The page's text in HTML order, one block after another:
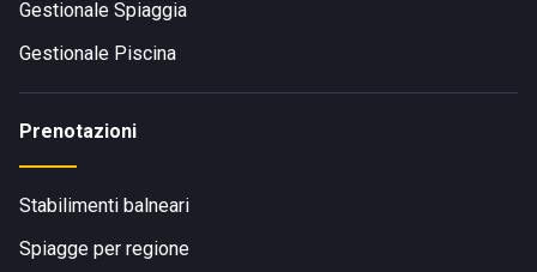
Gestionale Spiaggia
Gestionale Piscina
Prenotazioni
Stabilimenti balneari
Spiagge per regione